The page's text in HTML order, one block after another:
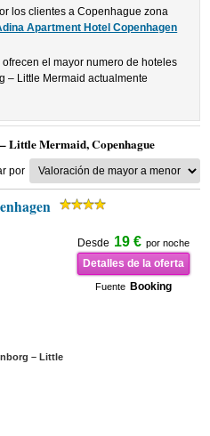
los clientes a Copenhague zona
Apartment Hotel Copenhagen
el mayor numero de hoteles
– Little Mermaid actualmente
Little Mermaid, Copenhague
por
Desde 19 € por noche
Detalles de la oferta
Fuente Booking
– Little